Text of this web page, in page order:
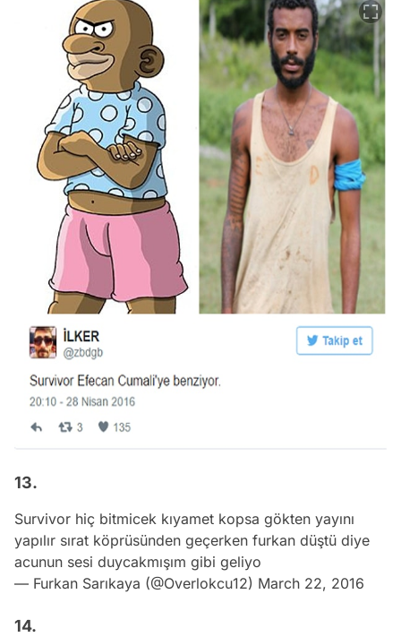
13.
Survivor hiç bitmicek kıyamet kopsa gökten yayını
yapılır sırat köprüsünden geçerken furkan düştü diye
acunun sesi duycakmışım gibi geliyo
— Furkan Sarıkaya (@Overlokcu12) March 22, 2016
14.